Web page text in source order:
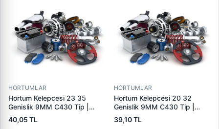
HORTUMLAR
Hortum Kelepcesi 23 35
Genislik 9MM C430 Tip |
ERBI C430 23-35 | OEM
6981N3
40,05 TL
HORTUMLAR
Hortum Kelepcesi 20 32
Genislik 9MM C430 Tip |
ERBI C430 20-32
39,10 TL